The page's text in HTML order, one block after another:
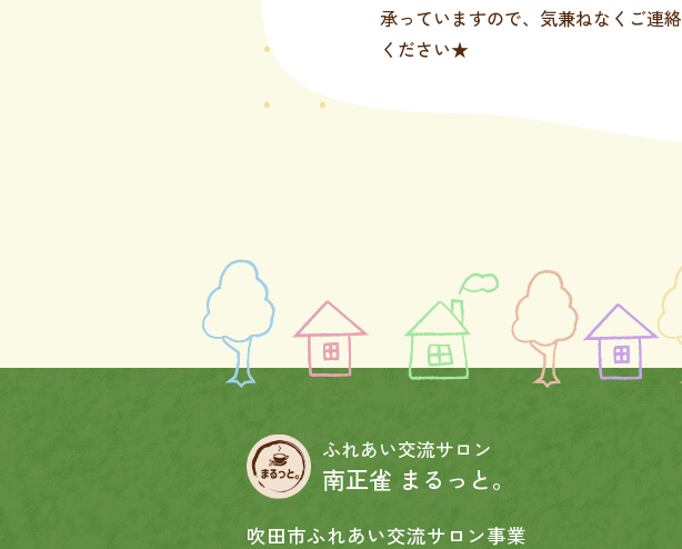
承っていますので、気兼ねなくご連絡
ください★
ふれあい交流サロン
南正雀 まるっと。
吹田市ふれあい交流サロン事業